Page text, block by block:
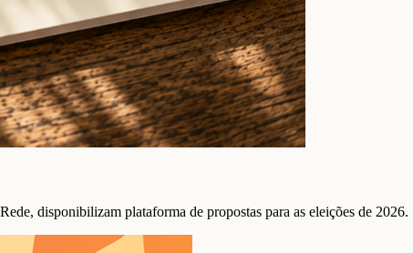
disponibilizam plataforma de propostas para as eleições de 2026.